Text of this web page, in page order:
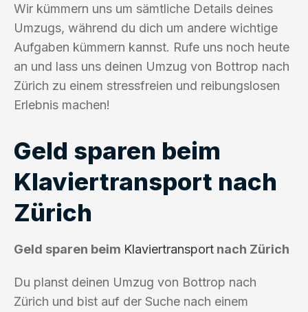
Wir kümmern uns um sämtliche Details deines
Umzugs, während du dich um andere wichtige
Aufgaben kümmern kannst. Rufe uns noch heute
an und lass uns deinen Umzug von Bottrop nach
Zürich zu einem stressfreien und reibungslosen
Erlebnis machen!
Geld sparen beim
Klaviertransport nach
Zürich
Geld sparen beim Klaviertransport nach Zürich
Du planst deinen Umzug von Bottrop nach
Zürich und bist auf der Suche nach einem